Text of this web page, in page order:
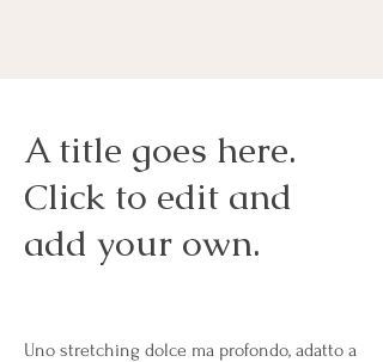
A title goes here.
Click to edit and
add your own.
Uno stretching dolce ma profondo, adatto a